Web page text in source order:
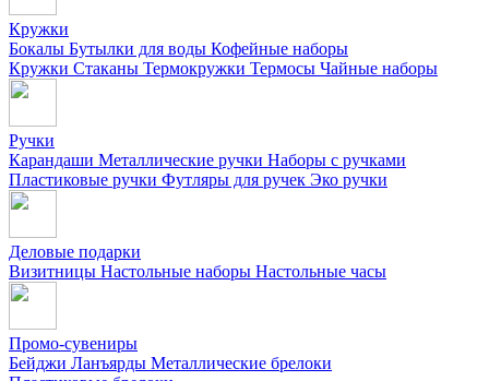
Кружки
Бокалы Бутылки для воды Кофейные наборы
Кружки Стаканы Термокружки Термосы Чайные наборы
Ручки
Карандаши Металлические ручки Наборы с ручками
Пластиковые ручки Футляры для ручек Эко ручки
Деловые подарки
Визитницы Настольные наборы Настольные часы
Промо-сувениры
Бейджи Ланъярды Металлические брелоки